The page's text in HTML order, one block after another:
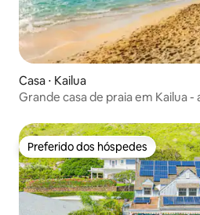
Casa ⋅ Kailua
Grande casa de praia em Kailua -
Preferido dos hóspedes
Preferido dos hóspedes